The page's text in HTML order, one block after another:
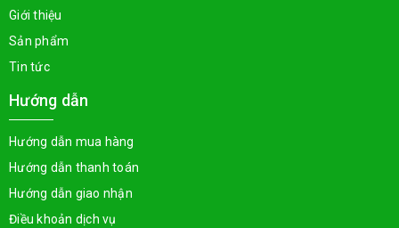
Giới thiệu
Sản phẩm
Tin tức
Hướng dẫn
Hướng dẫn mua hàng
Hướng dẫn thanh toán
Hướng dẫn giao nhận
Điều khoản dịch vụ